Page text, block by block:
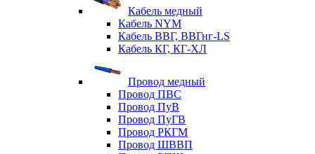
Кабель медный
Кабель NYM
Кабель ВВГ, ВВГнг-LS
Кабель КГ, КГ-ХЛ
Провод медный
Провод ПВС
Провод ПуВ
Провод ПуГВ
Провод РКГМ
Провод ШВВП